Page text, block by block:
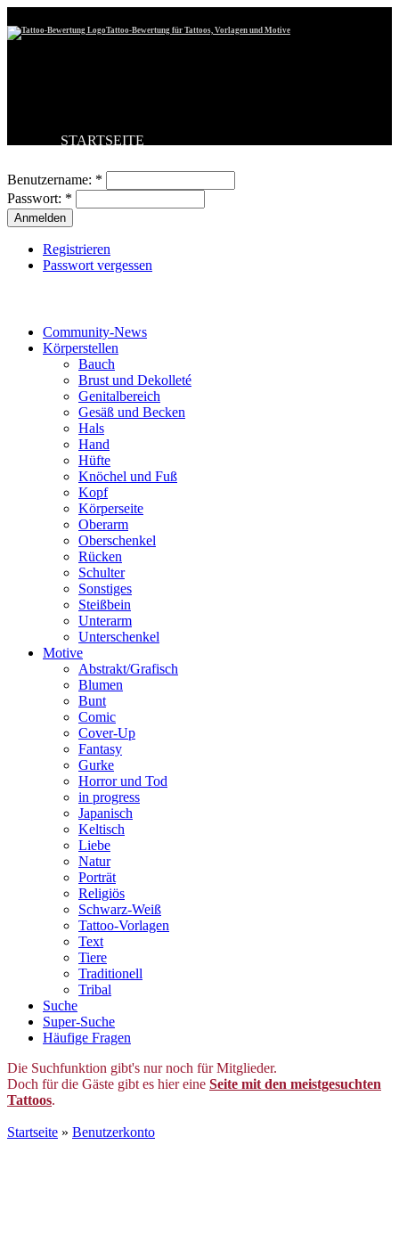
Tattoo-Bewertung für Tattoos, Vorlagen und Motive
STARTSEITE
BESTE TATTOOS
NEUESTE TATTOOS
KOMMENTARE
FORUM
Benutzername: *
Passwort: *
Registrieren
Passwort vergessen
Community-News
Körperstellen
Bauch
Brust und Dekolleté
Genitalbereich
Gesäß und Becken
Hals
Hand
Hüfte
Knöchel und Fuß
Kopf
Körperseite
Oberarm
Oberschenkel
Rücken
Schulter
Sonstiges
Steißbein
Unterarm
Unterschenkel
Motive
Abstrakt/Grafisch
Blumen
Bunt
Comic
Cover-Up
Fantasy
Gurke
Horror und Tod
in progress
Japanisch
Keltisch
Liebe
Natur
Porträt
Religiös
Schwarz-Weiß
Tattoo-Vorlagen
Text
Tiere
Traditionell
Tribal
Suche
Super-Suche
Häufige Fragen
Die Suchfunktion gibt's nur noch für Mitglieder.
Doch für die Gäste gibt es hier eine Seite mit den meistgesuchten
Tattoos.
Startseite » Benutzerkonto